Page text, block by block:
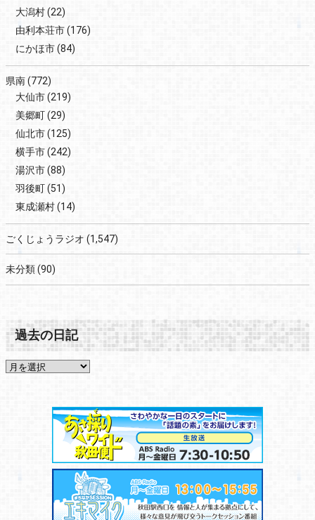
大潟村(22)
由利本荘市(176)
にかほ市(84)
県南(772)
大仙市(219)
美郷町(29)
仙北市(125)
横手市(242)
湯沢市(88)
羽後町(51)
東成瀬村(14)
ごくじょうラジオ (1,547)
未分類(90)
過去の日記